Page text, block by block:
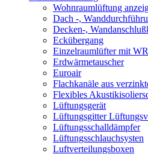
Wohnraumlüftung
Dach -,
Decken-,
Eckübergang
Einzelraumlüfter mit
Erdwärmetauscher
Euroair
Flachkanäle aus
Flexibles
Lüftungsgerät
Lüftungsgitter
Lüftungsschalldämpfer
Lüftungsschlauchsysten
Luftverteilungsboxen